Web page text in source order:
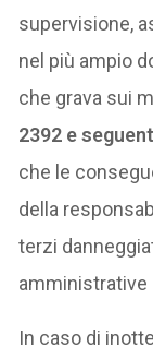
supervisione,
nel più ampio
che grava sui
2392 e
che le
della
terzi
amministrative
In caso di